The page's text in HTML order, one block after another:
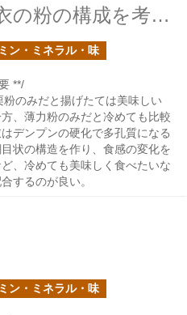
フライドチキンの衣の粉の構成を考える
ン・ミネラル・味
**/
のみだと揚げたては美味しい
、薄力粉のみだと冷めても比較
デンプンの硬化で多孔質になる
状の構造を作り、食感の変化を
、冷めても美味しく食べたいな
するのが良い。
ン・ミネラル・味